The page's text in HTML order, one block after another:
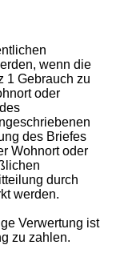
wenn die
1 Gebrauch zu
oder
des Briefes
Wohnort oder
durch
werden.
Verwertung ist
zu zahlen.